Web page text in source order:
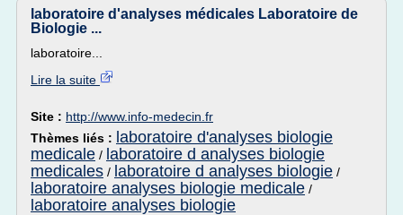
laboratoire d'analyses médicales Laboratoire de
Biologie ...
laboratoire...
Lire la suite
Site : http://www.info-medecin.fr
Thèmes liés : laboratoire d'analyses biologie
medicale / laboratoire d analyses biologie
medicales / laboratoire d analyses biologie /
laboratoire analyses biologie medicale /
laboratoire analyses biologie